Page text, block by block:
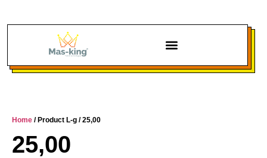
Home / Product L-g / 25,00
25,00